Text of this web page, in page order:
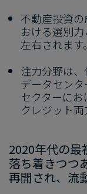
不動産投資
おける​選別
左右されます。
注力分野は、​
データセンタ
セクターに​
クレジット両
2020年代の​最
落ち着きつつ​
再開され、​流